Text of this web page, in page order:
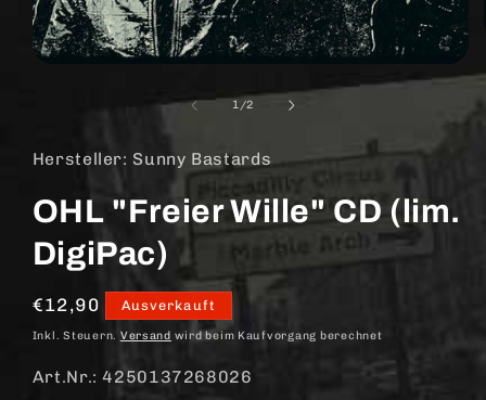
1/von
2
Hersteller: Sunny Bastards
OHL "Freier Wille" CD (lim.
DigiPac)
Normaler
Preis
€12,90 Ausverkauft
Inkl. Steuern. Versand wird beim Kaufvorgang berechnet
Art.Nr.: 4250137268026